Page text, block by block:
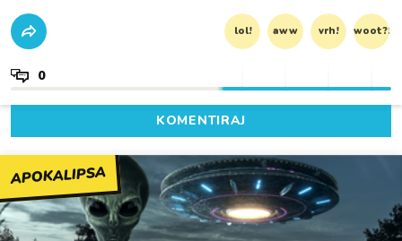
lol! aww vrh! woot?!
0
KOMENTIRAJ
APOKALIPSA